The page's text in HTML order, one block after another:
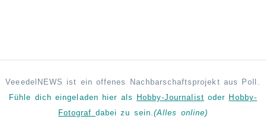
VeeedelNEWS ist ein offenes Nachbarschaftsprojekt aus Poll.
Fühle dich eingeladen hier als
Hobby-Journalist oder Hobby-
Fotograf dabei zu sein. (Alles online)